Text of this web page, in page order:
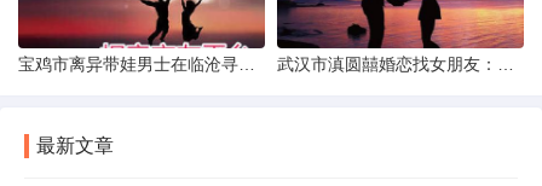
最新文章